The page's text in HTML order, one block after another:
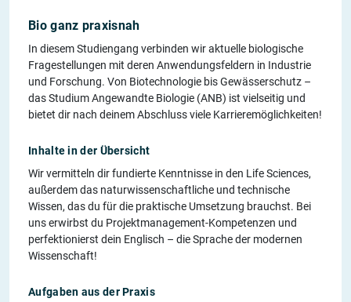
Bio ganz praxisnah
In diesem Studiengang verbinden wir aktuelle biologische
Fragestellungen mit deren Anwendungsfeldern in Industrie
und Forschung. Von Biotechnologie bis Gewässerschutz –
das Studium Angewandte Biologie (ANB) ist vielseitig und
bietet dir nach deinem Abschluss viele Karrieremöglichkeiten!
Inhalte in der Übersicht
Wir vermitteln dir fundierte Kenntnisse in den Life Sciences,
außerdem das naturwissenschaftliche und technische
Wissen, das du für die praktische Umsetzung brauchst. Bei
uns erwirbst du Projektmanagement-Kompetenzen und
perfektionierst dein Englisch – die Sprache der modernen
Wissenschaft!
Aufgaben aus der Praxis